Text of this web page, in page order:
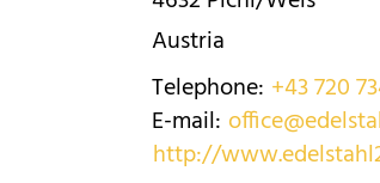
Austria
Telephone: +43 720
E-mail:
http://